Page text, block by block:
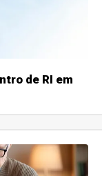
de RI em